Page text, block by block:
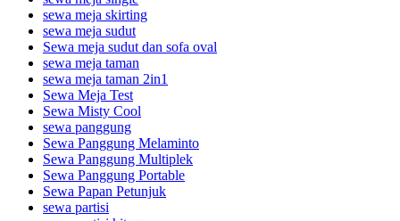
sewa meja skirting
sewa meja sudut
Sewa meja sudut dan sofa oval
sewa meja taman
sewa meja taman 2in1
Sewa Meja Test
Sewa Misty Cool
sewa panggung
Sewa Panggung Melaminto
Sewa Panggung Multiplek
Sewa Panggung Portable
Sewa Papan Petunjuk
sewa partisi